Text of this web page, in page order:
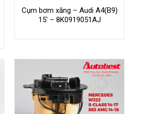
Cụm bơm xăng – Audi A4(B9)
15′ – 8K0919051AJ